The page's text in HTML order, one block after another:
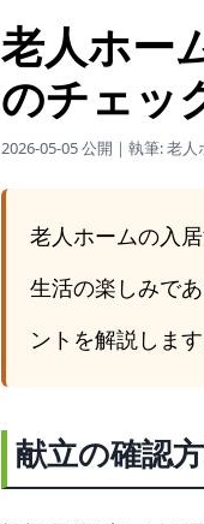
老人ホー
のチェッ
2026-05-05 公開 ｜執筆: 老
老人ホームの入
生活の楽しみで
ントを解説します
献立の確認